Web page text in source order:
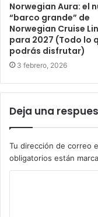
Norwegian Aura: el
“barco grande” de
Norwegian Cruise
para 2027 (Todo lo
podrás disfrutar)
3 febrero, 2026
Deja una
Tu dirección de correo
obligatorios están